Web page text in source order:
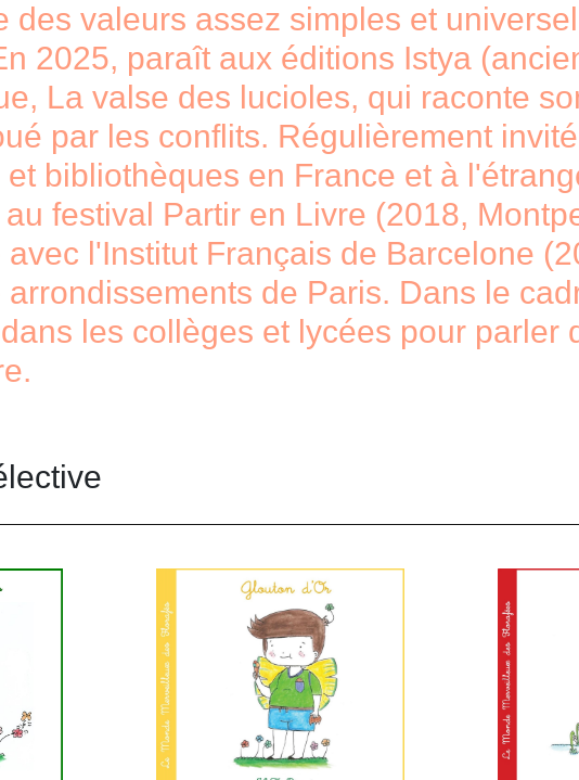
des valeurs assez simples et
2025, paraît aux éditions Istya
La valse des lucioles, qui raconte
par les conflits. Régulièrement
bibliothèques en France et à
festival Partir en Livre (2018,
l'Institut Français de Barcelone
de Paris. Dans le
les collèges et lycées pour parler